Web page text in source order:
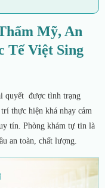
Mỹ, An
Tế Việt Sing
quyết được tình trạng
thực hiện khá nhạy cảm
tín. Phòng khám tự tin là
an toàn, chất lượng.